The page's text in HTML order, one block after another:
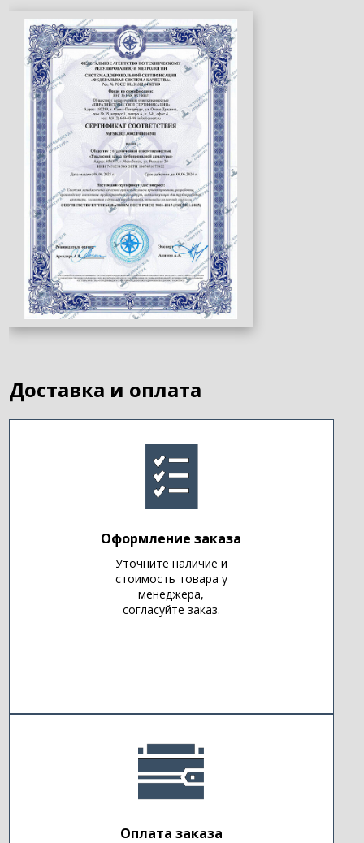
Доставка и оплата
Оформление заказа
Уточните наличие и
стоимость товара у
менеджера,
согласуйте заказ.
Оплата заказа